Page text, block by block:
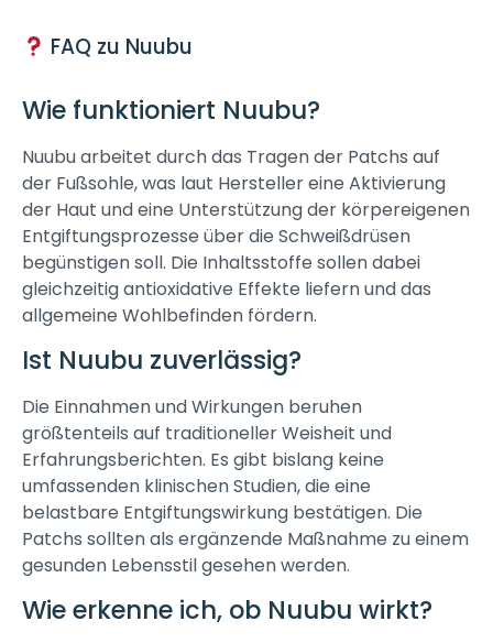
FAQ zu Nuubu
Wie funktioniert Nuubu?
Nuubu arbeitet durch das Tragen der Patchs auf
der Fußsohle, was laut Hersteller eine Aktivierung
der Haut und eine Unterstützung der körpereigenen
Entgiftungsprozesse über die Schweißdrüsen
begünstigen soll. Die Inhaltsstoffe sollen dabei
gleichzeitig antioxidative Effekte liefern und das
allgemeine Wohlbefinden fördern.
Ist Nuubu zuverlässig?
Die Einnahmen und Wirkungen beruhen
größtenteils auf traditioneller Weisheit und
Erfahrungsberichten. Es gibt bislang keine
umfassenden klinischen Studien, die eine
belastbare Entgiftungswirkung bestätigen. Die
Patchs sollten als ergänzende Maßnahme zu einem
gesunden Lebensstil gesehen werden.
Wie erkenne ich, ob Nuubu wirkt?